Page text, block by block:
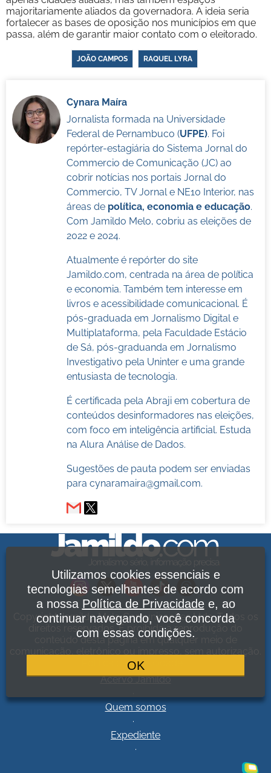
majoritariamente aliados da governadora. A ideia seria
fortalecer as bases de oposição nos municípios em que
passa, além de garantir maior contato com o eleitorado.
JOÃO CAMPOS RAQUEL LYRA
Cynara Maíra
Jornalista formada na Universidade
Federal de Pernambuco (UFPE). Foi
repórter-estagiária do Sistema Jornal do
Commercio de Comunicação (JC) ao
cobrir notícias nos portais Jornal do
Commercio, TV Jornal e NE10 Interior, nas
áreas de política, economia e educação.
Com Jamildo Melo, cobriu as eleições de
2022 e 2024.
Atualmente é repórter do site
Jamildo.com, centrada na área de política
e economia. Também tem interesse em
livros e acessibilidade comunicacional. É
pós-graduada em Jornalismo Digital e
Multiplataforma, pela Faculdade Estácio
de Sá, pós-graduanda em Jornalismo
Investigativo pela Uninter e uma grande
entusiasta de tecnologia.
É certificada pela Abraji em cobertura de
conteúdos desinformadores nas eleições,
com foco em inteligência artificial. Estuda
na Alura Análise de Dados.
Sugestões de pauta podem ser enviadas
para cynaramaira@gmail.com.
Copyright Jamildo Melo Comunicações Ltda. Todos os
direitos reservados. É proibida a reprodução do
conteúdo desta página em qualquer meio de
Política de Privacidade
Acervo Jamildo
Quem somos
.
Expediente
.
Utilizamos cookies essenciais e
tecnologias semelhantes de acordo com
a nossa Política de Privacidadee, ao
continuar navegando, você concorda
com essas condições.
OK